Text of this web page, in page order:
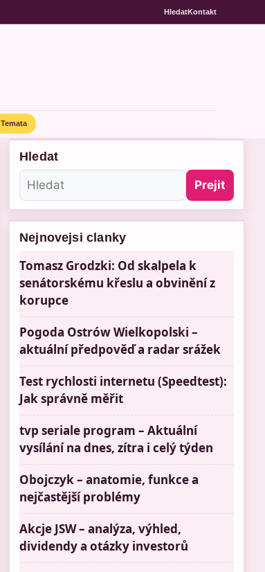
HledatKontakt
Temata
Hledat
Prejit
Nejnovejsi clanky
Tomasz Grodzki: Od skalpela k
senátorskému křeslu a obvinění z
korupce
Pogoda Ostrów Wielkopolski –
aktuální předpověď a radar srážek
Test rychlosti internetu (Speedtest):
Jak správně měřit
tvp seriale program – Aktuální
vysílání na dnes, zítra i celý týden
Obojczyk – anatomie, funkce a
nejčastější problémy
Akcje JSW – analýza, výhled,
dividendy a otázky investorů